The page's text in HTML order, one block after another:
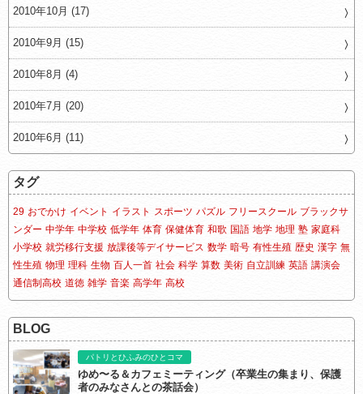
2010年10月 (17)
2010年9月 (15)
2010年8月 (4)
2010年7月 (20)
2010年6月 (11)
タグ
29 おでかけ イベント イラスト スポーツ パズル フリースクール ブラックサ
ンダー 中学年 中学校 低学年 体育 保健体育 和歌 国語 地学 地理 塾 家庭科
小学校 就労移行支援 放課後等デイサービス 数学 暗号 有性生殖 歴史 漢字 無
性生殖 物理 理科 生物 百人一首 社会 科学 算数 美術 自立訓練 英語 講演会
通信制高校 道徳 雑学 音楽 高学年 高校
BLOG
パトリとひふみのひとコマ
ゆめ〜る＆カフェミーティング（卒業生の集まり、保護
者のみなさんとの茶話会）